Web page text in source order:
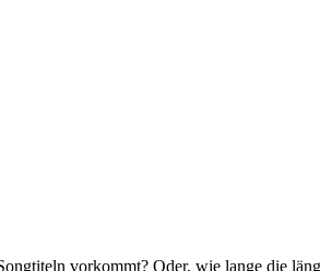
vorkommt? Oder, wie lange die